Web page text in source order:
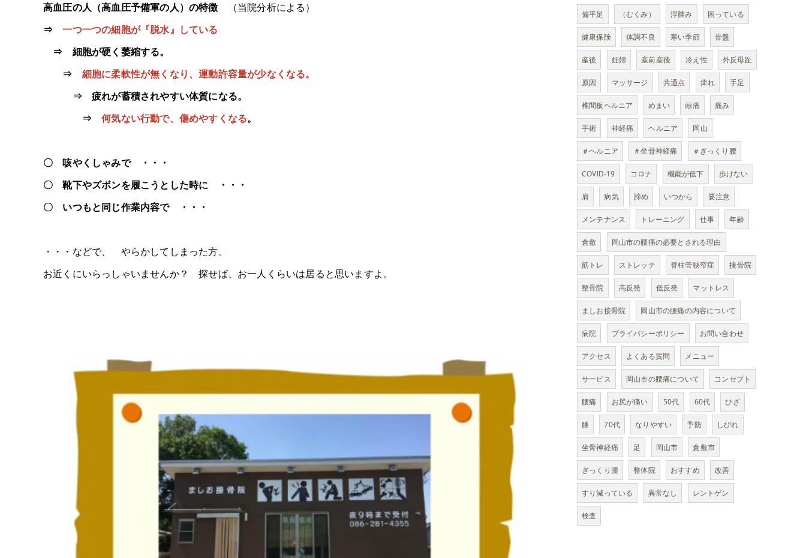
高血圧の人（高血圧予備軍の人）の特徴
（当院分析による）
⇒ 一つ一つの細胞が『脱水』している
⇒
細胞が硬く萎縮する。
⇒ 細胞に柔軟性が無くなり、運動許容量が少なくなる。
⇒ 疲れが蓄積されやすい体質になる。
⇒何気ない行動で、傷めやすくなる。
〇 咳やくしゃみで ・・・
〇 靴下やズボンを履こうとした時に ・・・
〇 いつもと同じ作業内容で ・・・
・・・などで、 やらかしてしまった方。
お近くにいらっしゃいませんか？ 探せば、お一人くらいは居ると思いますよ。
偏平足 （むくみ） 浮腫み 困っている
健康保険 体調不良 寒い季節 骨盤
産後 妊婦 産前産後 冷え性 外反母趾
原因 マッサージ 共通点 痺れ 手足
椎間板ヘルニア めまい 頭痛 痛み
手術 神経痛 ヘルニア 岡山
＃ヘルニア ＃坐骨神経痛 ＃ぎっくり腰
COVID-19 コロナ 機能が低下 歩けない
肩 病気 諦め いつから 要注意
メンテナンス トレーニング 仕事 年齢
倉敷 岡山市の腰痛の必要とされる理由
筋トレ ストレッチ 脊柱管狭窄症 接骨院
整骨院 高反発 低反発 マットレス
ましお接骨院 岡山市の腰痛の内容について
病院 プライバシーポリシー お問い合わせ
アクセス よくある質問 メニュー
サービス 岡山市の腰痛について コンセプト
腰痛 お尻が痛い 50代 60代 ひざ
膝 70代 なりやすい 予防 しびれ
坐骨神経痛 足 岡山市 倉敷市
ぎっくり腰 整体院 おすすめ 改善
すり減っている 異常なし レントゲン
検査